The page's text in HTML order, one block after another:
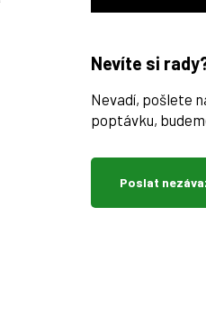
Nevíte si
Nevadí, pošlete
poptávku,
Poslat